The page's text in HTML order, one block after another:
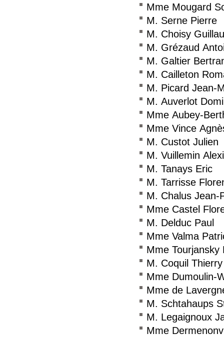
Mme Mougard
M. Serne Pierre
M. Choisy
M. Grézaud
M. Galtier
M. Cailleton
M. Picard Jean-
M. Auverlot
Mme Aubey-
Mme Vince
M. Custot Julien
M. Vuillemin
M. Tanays Eric
M. Tarrisse
M. Chalus Jean-
Mme Castel
M. Delduc Paul
Mme Valma
Mme Tourjansky
M. Coquil Thierry
Mme Dumoulin-
Mme de
M. Schtahaups
M. Legaignoux
Mme